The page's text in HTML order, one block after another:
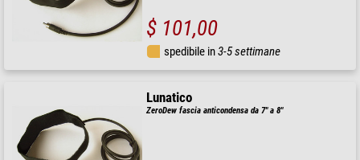
$ 101,00
spedibile in3-5 settimane
Lunatico
ZeroDew fascia anticondensa da 7" a 8"